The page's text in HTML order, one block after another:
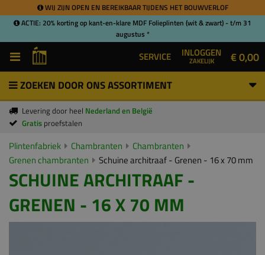
WIJ ZIJN OPEN EN BEREIKBAAR TIJDENS HET BOUWVERLOF
ACTIE: 20% korting op kant-en-klare MDF Folieplinten (wit & zwart) - t/m 31
augustus *
SERVICE INLOGGEN
ZAKELIJK € 0,00
ZOEKEN DOOR ONS ASSORTIMENT
Levering door heel Nederland en België
Gratis proefstalen
Plintenfabriek Chambranten
Chambranten
Grenen chambranten
Schuine architraaf - Grenen - 16 x 70 mm
SCHUINE ARCHITRAAF -
GRENEN - 16 X 70 MM